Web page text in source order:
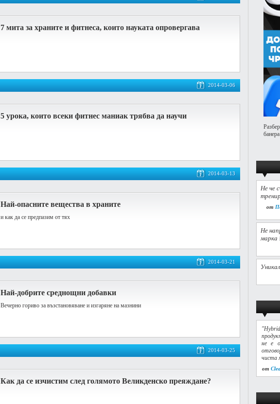
7 мита за храните и фитнеса, които науката опровергава
2014-03-06
5 урока, които всеки фитнес маниак трябва да научи
2014-03-13
Най-опасните вещества в храните
и как да се предпазим от тях
2014-03-21
Най-добрите среднощни добавки
Вечерно гориво за възстановяване и изгаряне на мазнини
2014-03-25
Как да се изчистим след голямото Великденско преяждане?
банера
Не че
от
Не
марка
не е
чиста
от